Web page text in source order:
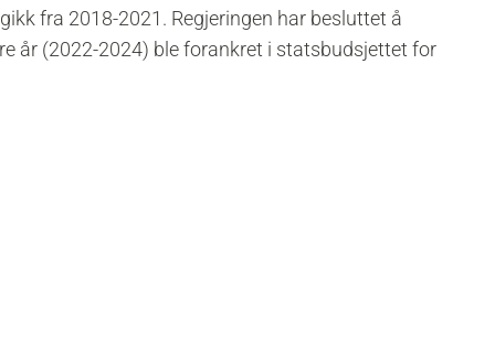
fra 2018-2021. Regjeringen har besluttet å
år (2022-2024) ble forankret i statsbudsjettet for